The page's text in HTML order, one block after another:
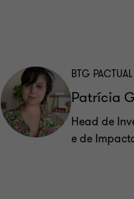
Patrícia
BTG PACTUAL
Head de
e de